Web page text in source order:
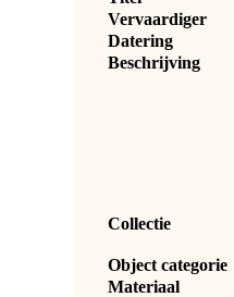
Vervaardiger
Datering
Beschrijving
Collectie
Object categorie
Materiaal